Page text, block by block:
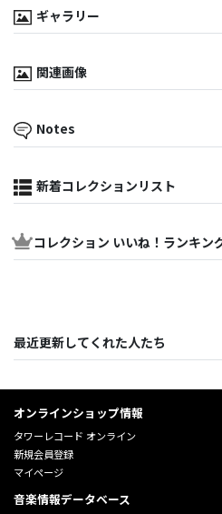
ギャラリー
関連画像
Notes
新着コレクションリスト
コレクション いいね！ランキン
最近更新してくれた人たち
オンラインショップ情報
タワーレコード オンライン
新規会員登録
マイページ
音楽情報データベース